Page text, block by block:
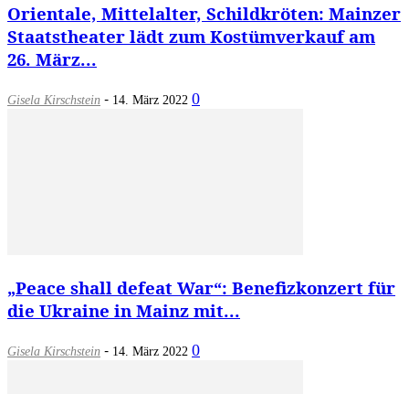
Orientale, Mittelalter, Schildkröten: Mainzer
Staatstheater lädt zum Kostümverkauf am
26. März...
Gisela Kirschstein - 14. März 2022 0
„Peace shall defeat War“: Benefizkonzert für
die Ukraine in Mainz mit...
Gisela Kirschstein - 14. März 2022 0